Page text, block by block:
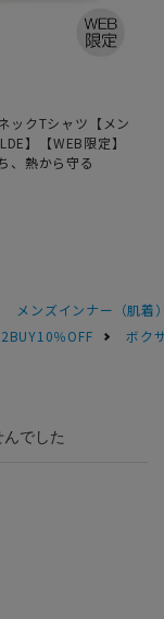
ックTシャツ【メン
】【WEB限定】
、熱から守る
メンズインナー（肌着
％OFF ボク